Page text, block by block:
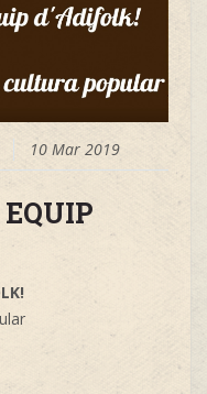
10 Mar 2019